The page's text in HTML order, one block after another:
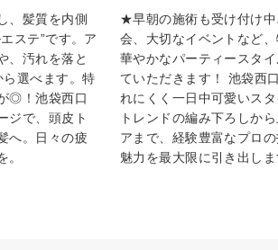
、髪質を内側
ステ”です。ア
、汚れを落と
選べます。特
◎！池袋西口
ジで、頭皮ト
へ。日々の疲
。
★早朝の施術も受け付け中
会、大切なイベントなど
華やかなパーティースタ
ていただきます！ 池袋西
れにくく一日中可愛いス
トレンドの編み下ろしか
アまで、経験豊富なプロ
魅力を最大限に引き出しま